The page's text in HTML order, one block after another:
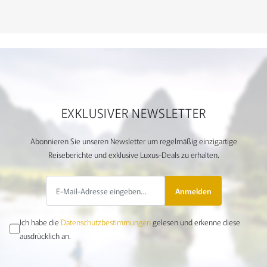
EXKLUSIVER NEWSLETTER
Abonnieren Sie unseren Newsletter um regelmäßig einzigartige
Reiseberichte und exklusive Luxus-Deals zu erhalten.
Anmelden
Ich habe die Datenschutzbestimmungengelesen und erkenne diese
ausdrücklich an.